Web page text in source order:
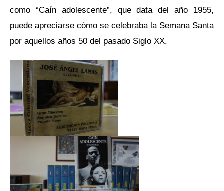
como “Caín adolescente”, que data del año 1955,
puede apreciarse cómo se celebraba la Semana Santa
por aquellos años 50 del pasado Siglo XX.